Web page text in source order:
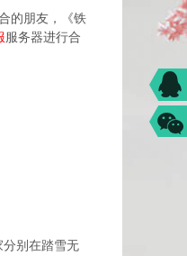
的朋友，《铁
服务器进行合
别在踏雪无